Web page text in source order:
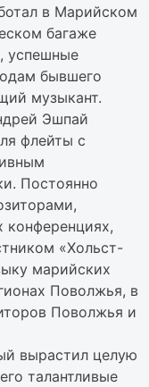
в Марийском
багаже
успешные
бывшего
музыкант.
Эшпай
флейты с
Постоянно
конференциях,
«Хольст-
марийских
Поволжья, в
Поволжья и
вырастил целую
талантливые